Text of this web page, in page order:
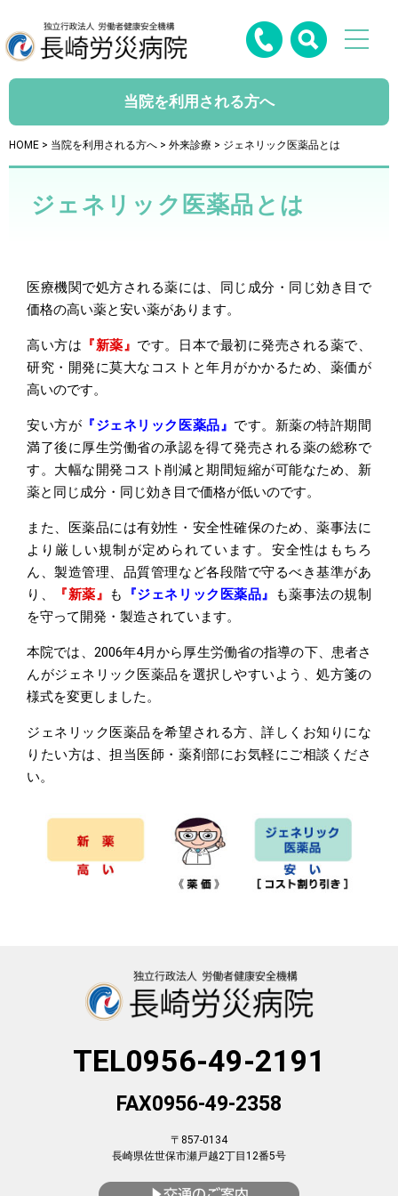
当院を利用される方へ
HOME > 当院を利用される方へ > 外来診療 > ジェネリック医薬品とは
ジェネリック医薬品とは
医療機関で処方される薬には、同じ成分・同じ効き目で
価格の高い薬と安い薬があります。
高い方は 『新薬』 です。日本で最初に発売される薬で、
研究・開発に莫大なコストと年月がかかるため、薬価が
高いのです。
安い方が 『ジェネリック医薬品』 です。新薬の特許期間
満了後に厚生労働省の承認を得て発売される薬の総称で
す。大幅な開発コスト削減と期間短縮が可能なため、新
薬と同じ成分・同じ効き目で価格が低いのです。
また、医薬品には有効性・安全性確保のため、薬事法に
より厳しい規制が定められています。安全性はもちろ
ん、製造管理、品質管理など各段階で守るべき基準があ
り、
『新薬』 も 『ジェネリック医薬品』
も薬事法の規制
を守って開発・製造されています。
本院では、2006年4月から厚生労働省の指導の下、患者さ
んがジェネリック医薬品を選択しやすいよう、処方箋の
様式を変更しました。
ジェネリック医薬品を希望される方、詳しくお知りにな
りたい方は、担当医師・薬剤部にお気軽にご相談くださ
い。
TEL0956-49-2191
FAX0956-49-2358
〒857-0134
長崎県佐世保市瀬戸越2丁目12番5号